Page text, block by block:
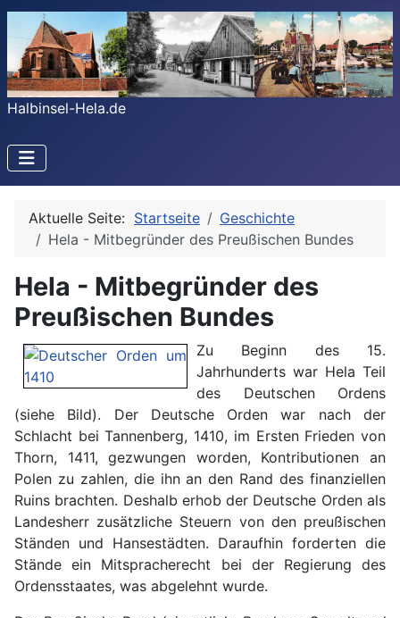
Halbinsel-Hela.de
Aktuelle Seite: Startseite
Geschichte
Hela - Mitbegründer des Preußischen Bundes
Hela - Mitbegründer des
Preußischen Bundes
Zu Beginn des 15.
Jahrhunderts war Hela Teil
des Deutschen Ordens
(siehe Bild). Der Deutsche Orden war nach der
Schlacht bei Tannenberg, 1410, im Ersten Frieden von
Thorn, 1411, gezwungen worden, Kontributionen an
Polen zu zahlen, die ihn an den Rand des finanziellen
Ruins brachten. Deshalb erhob der Deutsche Orden als
Landesherr zusätzliche Steuern von den preußischen
Ständen und Hansestädten. Daraufhin forderten die
Stände ein Mitspracherecht bei der Regierung des
Ordensstaates, was abgelehnt wurde.